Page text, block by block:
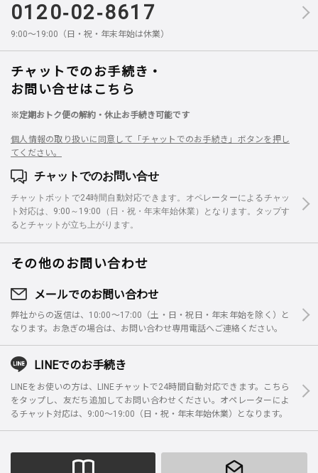
0120-02-8617
9:00～19:00（日・祝・年末年始は休業）
チャットでのお手続き・
お問い合せはこちら
※定期おトク便の解約・休止お手続き可能です
個人情報の取り扱いに同意して「チャットでのお手続き」ボタンを押し
てください。
チャットでのお問い合せ
チャットボットで24時間自動対応できます。オペレーターによるチャッ
ト対応は、9:00～19:00（日・祝・年末年始休業）となります。タップす
るとチャットが立ち上がります。
その他のお問い合わせ
メールでのお問い合わせ
弊社からの返信は、10:00～17:00（土・日・祝日・年末年始を除く）と
なります。お急ぎの場合は、お問い合わせ専用電話へご連絡ください。
LINEでのお手続き
LINEをお使いの方は、LINEチャットで24時間自動対応できます。こちら
をタップし、友だち追加してお問い合わせください。オペレーターによ
るチャット対応は、9:00～19:00（日・祝・年末年始休業）となります。